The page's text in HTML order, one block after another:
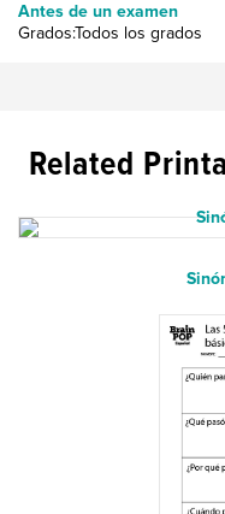
Antes de un examen
Grados:Todos los grados
Related